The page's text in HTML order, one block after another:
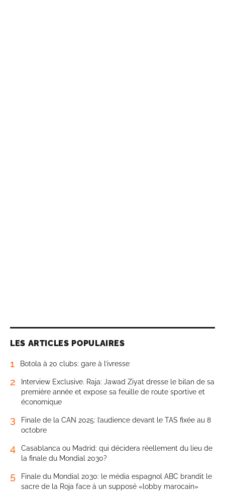
LES ARTICLES POPULAIRES
1 Botola à 20 clubs: gare à l’ivresse
2
Interview Exclusive. Raja: Jawad Ziyat dresse le bilan de sa
première année et expose sa feuille de route sportive et
économique
3
Finale de la CAN 2025: l’audience devant le TAS fixée au 8
octobre
4
Casablanca ou Madrid: qui décidera réellement du lieu de
la finale du Mondial 2030?
5
Finale du Mondial 2030: le média espagnol ABC brandit le
sacre de la Roja face à un supposé «lobby marocain»